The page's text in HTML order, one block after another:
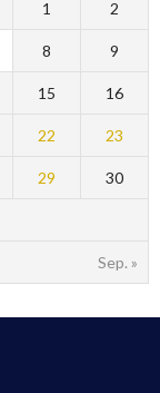
Sep. »
1 2
8 9
15 16
22 23
29 30